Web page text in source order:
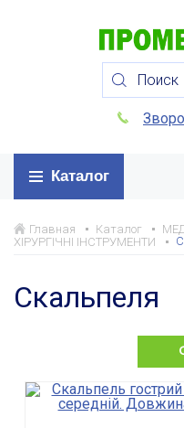
Каталог
Главная Каталог
ХІРУРГІЧНІ ІНСТРУМЕНТИ
Скальпеля